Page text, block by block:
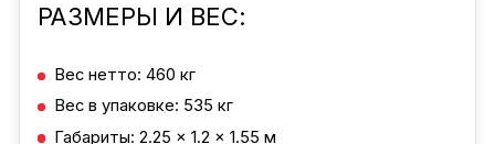
РАЗМЕРЫ И ВЕС:
Вес нетто: 460 кг
Вес в упаковке: 535 кг
Габариты: 2.25 × 1.2 × 1.55 м